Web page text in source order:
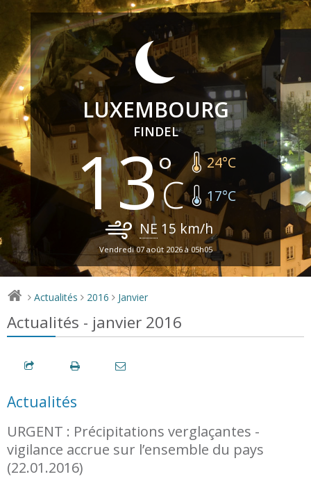
LUXEMBOURG
FINDEL
13 24°C
17°C
NE 15 km/h
Vendredi 07 août 2026 à 05h05
> Actualités > 2016 > Janvier
Actualités - janvier 2016
Actualités
URGENT : Précipitations verglaçantes -
vigilance accrue sur l’ensemble du pays
(22.01.2016)